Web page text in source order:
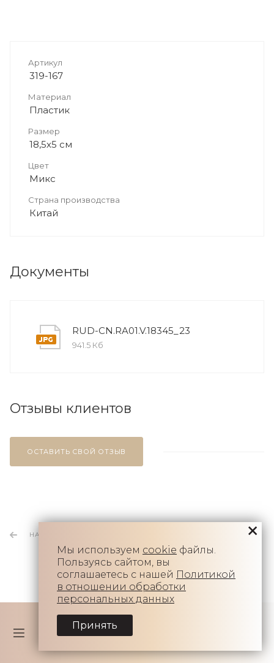
Артикул
319-167
Материал
Пластик
Размер
18,5х5 см
Цвет
Микс
Страна производства
Китай
Документы
RUD-CN.RA01.V.18345_23
941.5 Кб
Отзывы клиентов
ОСТАВИТЬ СВОЙ ОТЗЫВ
НАЗАД К СПИСКУ
Мы используем cookie файлы.
Пользуясь сайтом, вы
соглашаетесь с нашей Политикой
в отношении обработки
персональных данных
Принять